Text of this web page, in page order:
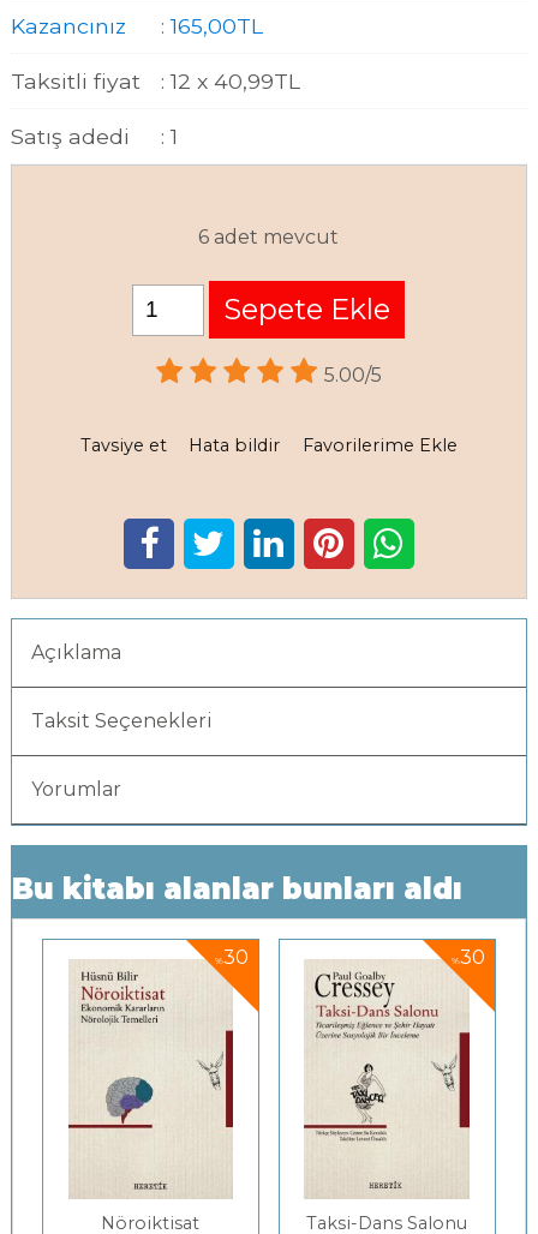
Kazancınız :165,00TL
Taksitli fiyat : 12 x 40,99TL
Satış adedi : 1
6 adet mevcut
Sepete Ekle
5.00/5
Tavsiye et Hata bildir Favorilerime Ekle
Açıklama
Taksit Seçenekleri
Yorumlar
Bu kitabı alanlar bunları aldı
%30
Nöroiktisat
%30
Taksi-Dans Salonu